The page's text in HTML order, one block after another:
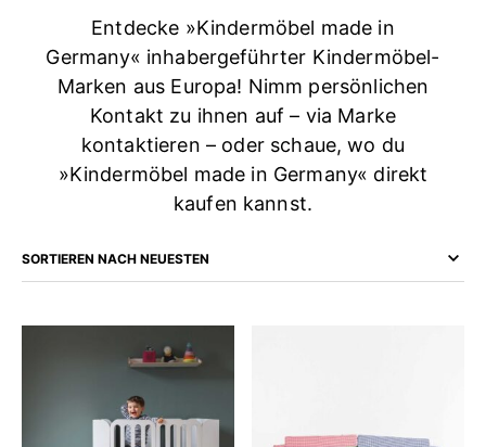
Entdecke »Kindermöbel made in
Germany« inhabergeführter Kindermöbel-
Marken aus Europa! Nimm persönlichen
Kontakt zu ihnen auf – via Marke
kontaktieren – oder schaue, wo du
»Kindermöbel made in Germany« direkt
kaufen kannst.